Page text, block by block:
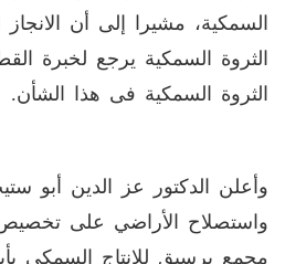
السمكية، مشيرا إلى أن
الثروة السمكية يرجع لخبرة
الثروة السمكية فى هذا الشأن.
وأعلن الدكتور عز الدين أبو
مجمع برسيق للإنتاج السمكي